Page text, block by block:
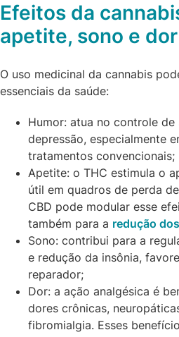
Efeitos da
apetite, sono e dor
O uso medicinal da cannabis
essenciais da saúde:
Humor: atua no controle
depressão, especialmente
tratamentos convencionais;
Apetite: o THC estimula o
útil em quadros de perda
CBD pode modular esse
também para a redução
Sono: contribui para a
e redução da insônia,
reparador;
Dor: a ação analgésica é
dores crônicas,
fibromialgia. Esses